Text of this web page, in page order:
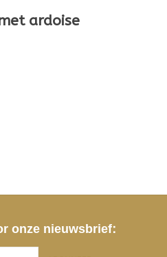
ardoise
onze nieuwsbrief: